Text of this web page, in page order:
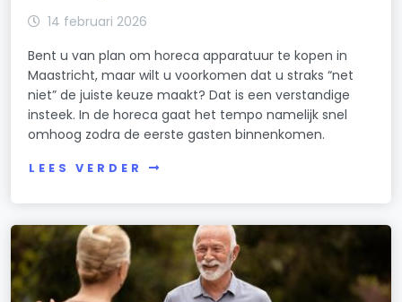
14 februari 2026
Bent u van plan om horeca apparatuur te kopen in
Maastricht, maar wilt u voorkomen dat u straks “net
niet” de juiste keuze maakt? Dat is een verstandige
insteek. In de horeca gaat het tempo namelijk snel
omhoog zodra de eerste gasten binnenkomen.
LEES VERDER